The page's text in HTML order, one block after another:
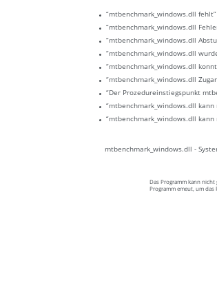
“mtbenchmark_windows.dll fehlt”
“mtbenchmark_windows.dll
“mtbenchmark_windows.dll
“mtbenchmark_windows.dll
“mtbenchmark_windows.dll
“mtbenchmark_windows.dll
“Der Prozedureinstiegspunkt
“mtbenchmark_windows.dll
“mtbenchmark_windows.dll
mtbenchmark_windows.dll -
Das Programm kann
Programm emeut, um das